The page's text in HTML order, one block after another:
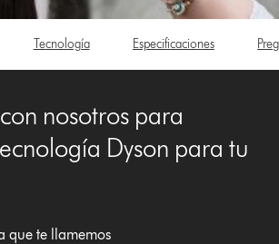
Tecnología Especificaciones
nosotros para
Dyson para tu
que te llamemos